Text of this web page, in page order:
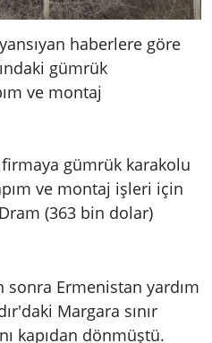
haberlere göre
gümrük
ve montaj
gümrük karakolu
ve montaj işleri için
(363 bin dolar)
Ermenistan yardım
Margara sınır
kapıdan dönmüştü.